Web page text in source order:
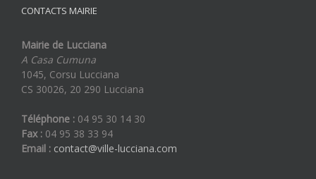
CONTACTS MAIRIE
Mairie de Lucciana
A Casa Cumuna
1045, Corsu Lucciana
CS 30026, 20 290 Lucciana
Téléphone : 04 95 30 14 30
Fax : 04 95 38 33 94
Email : contact@ville-lucciana.com